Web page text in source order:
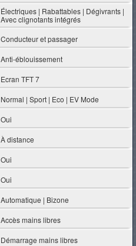
Électriques | Rabattables | Dégivrants |
Avec clignotants intégrés
Conducteur et passager
Anti-éblouissement
Ecran TFT 7
Normal | Sport | Eco | EV Mode
Oui
À distance
Oui
Oui
Automatique | Bizone
Accès mains libres
Démarrage mains libres